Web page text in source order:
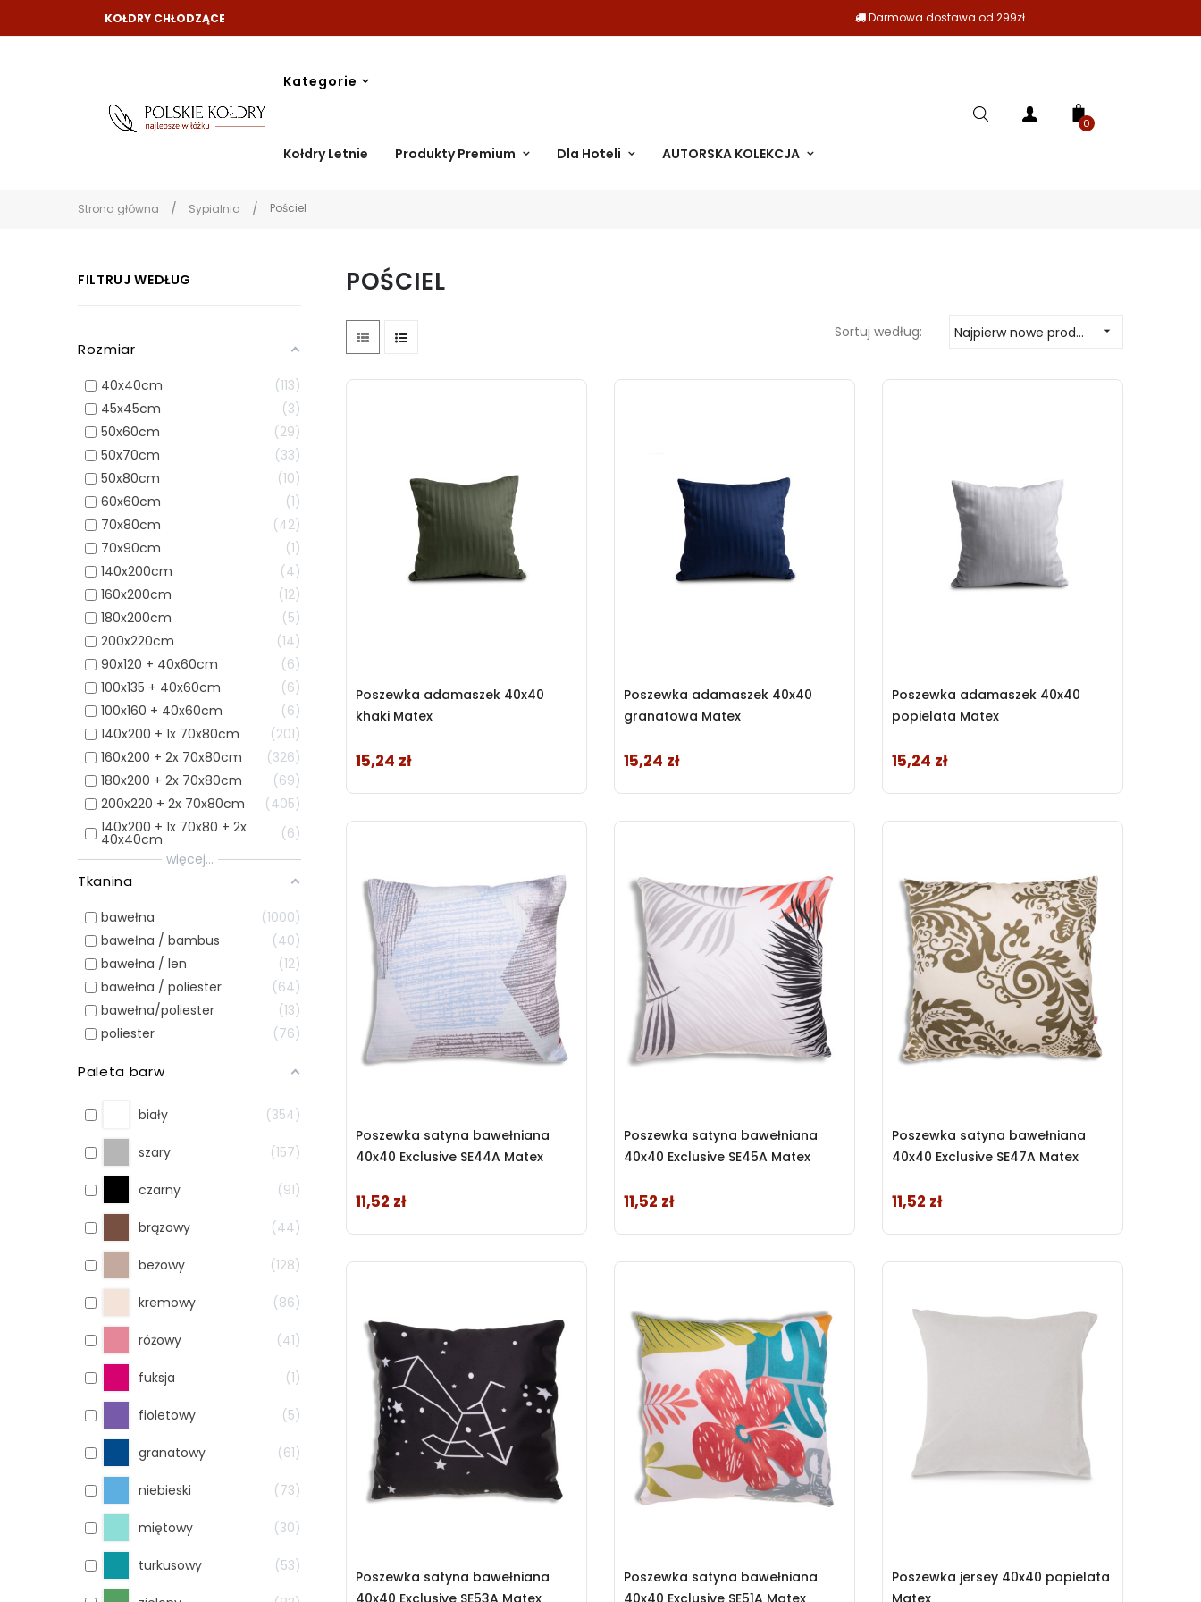
KOŁDRY CHŁODZĄCE Darmowa dostawa od 299zł
Kategorie
Kołdry Letnie Produkty Premium Dla Hoteli AUTORSKA KOLEKCJA
0
Strona główna Sypialnia Pościel
FILTRUJ WEDŁUG
Rozmiar
40x40cm
113
45x45cm
3
50x60cm
29
50x70cm
33
50x80cm
10
60x60cm
1
70x80cm
42
70x90cm
1
140x200cm
4
160x200cm
12
180x200cm
5
200x220cm
14
90x120 + 40x60cm
6
100x135 + 40x60cm
6
100x160 + 40x60cm
6
140x200 + 1x 70x80cm
201
160x200 + 2x 70x80cm
326
180x200 + 2x 70x80cm
69
200x220 + 2x 70x80cm
405
140x200 + 1x 70x80 + 2x
40x40cm
6
więcej...
Tkanina
bawełna
1000
bawełna / bambus
40
bawełna / len
12
bawełna / poliester
64
bawełna/poliester
13
poliester
76
Paleta barw
biały 354
szary 157
czarny 91
brązowy 44
beżowy 128
kremowy 86
różowy 41
fuksja 1
fioletowy 5
granatowy 61
niebieski 73
miętowy 30
turkusowy 53
POŚCIEL
Sortuj według: Najpierw nowe produkty 
Poszewka adamaszek 40x40
khaki Matex
Cena
15,24 zł
Poszewka adamaszek 40x40
granatowa Matex
Cena
15,24 zł
Poszewka adamaszek 40x40
popielata Matex
Cena
15,24 zł
Poszewka satyna bawełniana
40x40 Exclusive SE44A Matex
Cena
11,52 zł
Poszewka satyna bawełniana
40x40 Exclusive SE45A Matex
Cena
11,52 zł
Poszewka satyna bawełniana
40x40 Exclusive SE47A Matex
Cena
11,52 zł
Poszewka satyna bawełniana
40x40 Exclusive SE53A Matex
Poszewka satyna bawełniana
40x40 Exclusive SE51A Matex
Poszewka jersey 40x40 popielata
Matex